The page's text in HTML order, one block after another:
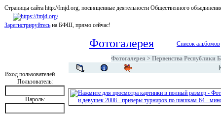
Страницы сайта http://fmjd.org, посвященные деятельности Общественного
Зарегистрируйтесь на БФШ, прямо сейчас!
Вход пользователей
Пользователь:
Пароль:
Фотогалерея Список альбомов
Фотогалерея > Первенства Республики